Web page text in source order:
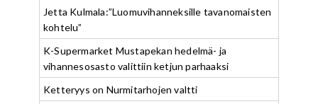
Jetta Kulmala:”Luomuvihanneksille tavanomaisten
kohtelu”
K-Supermarket Mustapekan hedelmä- ja
vihannesosasto valittiin ketjun parhaaksi
Ketteryys on Nurmitarhojen valtti